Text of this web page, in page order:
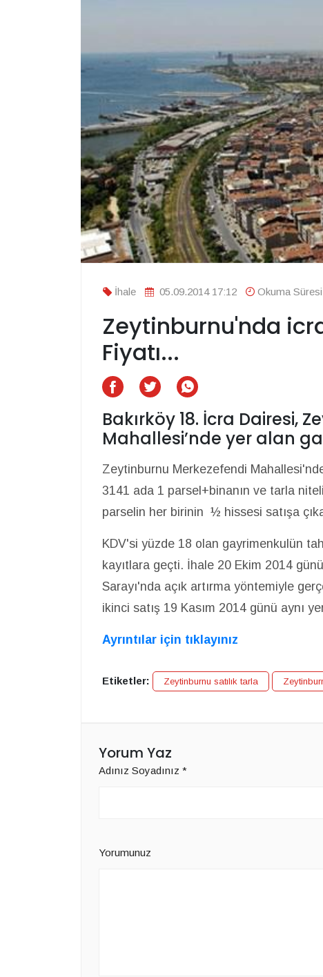
İhale 05.09.2014 17:12 Okuma
Zeytinburnu'nda
Fiyatı...
Bakırköy 18. İcra Dairesi,
Mahallesi’nde yer alan
Zeytinburnu Merkezefendi
3141 ada 1 parsel+binanın ve tarla
parselin her birinin ½ hissesi satışa
KDV'si yüzde 18 olan gayrimenkulün
kayıtlara geçti. İhale 20 Ekim 2014
Sarayı'nda açık artırma yöntemiyle
ikinci satış 19 Kasım 2014 günü aynı
Ayrıntılar için tıklayınız
Etiketler: Zeytinburnu satılık tarla
Yorum Yaz
Adınız Soyadınız *
Yorumunuz